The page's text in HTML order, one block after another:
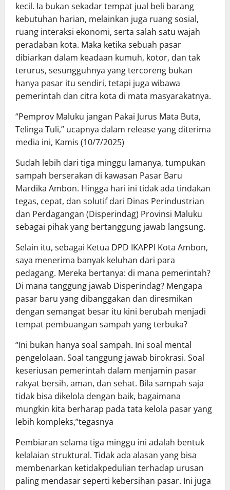
kecil. Ia bukan sekadar tempat jual beli barang
kebutuhan harian, melainkan juga ruang sosial,
ruang interaksi ekonomi, serta salah satu wajah
peradaban kota. Maka ketika sebuah pasar
dibiarkan dalam keadaan kumuh, kotor, dan tak
terurus, sesungguhnya yang tercoreng bukan
hanya pasar itu sendiri, tetapi juga wibawa
pemerintah dan citra kota di mata masyarakatnya.
“Pemprov Maluku jangan Pakai Jurus Mata Buta,
Telinga Tuli,” ucapnya dalam release yang diterima
media ini, Kamis (10/7/2025)
Sudah lebih dari tiga minggu lamanya, tumpukan
sampah berserakan di kawasan Pasar Baru
Mardika Ambon. Hingga hari ini tidak ada tindakan
tegas, cepat, dan solutif dari Dinas Perindustrian
dan Perdagangan (Disperindag) Provinsi Maluku
sebagai pihak yang bertanggung jawab langsung.
Selain itu, sebagai Ketua DPD IKAPPI Kota Ambon,
saya menerima banyak keluhan dari para
pedagang. Mereka bertanya: di mana pemerintah?
Di mana tanggung jawab Disperindag? Mengapa
pasar baru yang dibanggakan dan diresmikan
dengan semangat besar itu kini berubah menjadi
tempat pembuangan sampah yang terbuka?
“Ini bukan hanya soal sampah. Ini soal mental
pengelolaan. Soal tanggung jawab birokrasi. Soal
keseriusan pemerintah dalam menjamin pasar
rakyat bersih, aman, dan sehat. Bila sampah saja
tidak bisa dikelola dengan baik, bagaimana
mungkin kita berharap pada tata kelola pasar yang
lebih kompleks,”tegasnya
Pembiaran selama tiga minggu ini adalah bentuk
kelalaian struktural. Tidak ada alasan yang bisa
membenarkan ketidakpedulian terhadap urusan
paling mendasar seperti kebersihan pasar. Ini juga